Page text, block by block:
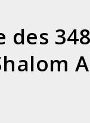
des